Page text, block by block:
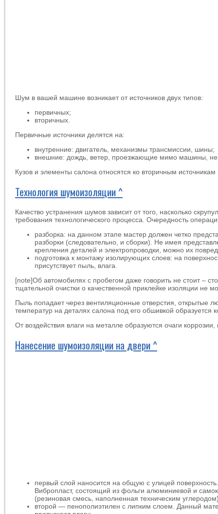
Шум в вашей машине возникает от источников двух типов:
первичных;
вторичных.
Первичные источники делятся на:
внутренние: двигатель, механизмы трансмиссии, шины;
внешние: дождь, ветер, проезжающие мимо машины,
Кузов и элементы салона относятся ко вторичным
Технология шумоизоляции ^
Качество устранения шумов зависит от того, насколько
требования технологического процесса. Очередность
разборка: на данном этапе мастер должен четко
разборки (следовательно, и сборки). Не имея
крепления деталей и электропроводки, можно их
подготовка к монтажу изолирующих слоев: на
присутствует пыль, влага.
[note]Об автомобилях с пробегом даже говорить не стоит –
тщательной очистки о качественной приклейке изоляции не
Пыль попадает через вентиляционные отверстия, открытые
температур на деталях салона под его обшивкой образуется
От воздействия влаги на металле образуются очаги
Нанесение шумоизоляции на двери ^
первый слой наносится на общую с улицей
Вибропласт, состоящий из фольги алюминиевой и
(резиновая смесь, наполненная техническим
второй — пенополиэтилен с липким слоем. Данный